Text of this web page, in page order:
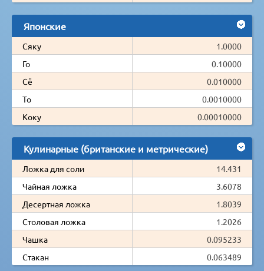
Японские
Сяку
1.0000
Го
0.10000
Сё
0.010000
То
0.0010000
Коку
0.00010000
Кулинарные (британские и метрические)
Ложка для соли
14.431
Чайная ложка
3.6078
Десертная ложка
1.8039
Столовая ложка
1.2026
Чашка
0.095233
Стакан
0.063489